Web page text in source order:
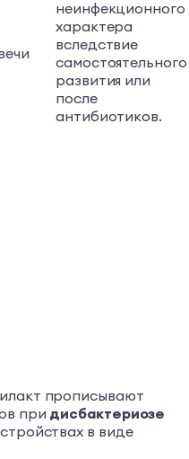
неинфекционного
характера
вследствие
самостоятельного
развития или
после
антибиотиков.
прописывают
при дисбактериозе
в виде